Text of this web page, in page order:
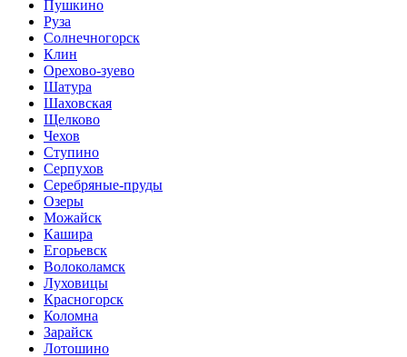
Пушкино
Руза
Солнечногорск
Клин
Орехово-зуево
Шатура
Шаховская
Щелково
Чехов
Ступино
Серпухов
Серебряные-пруды
Озеры
Можайск
Кашира
Егорьевск
Волоколамск
Луховицы
Красногорск
Коломна
Зарайск
Лотошино